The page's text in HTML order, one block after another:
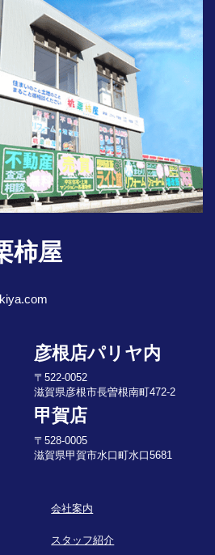
柿屋
彦根店パリヤ内
〒522-0052
滋賀県彦根市長曽根南町472-2
甲賀店
〒528-0005
滋賀県甲賀市水口町水口5681
会社案内
スタッフ紹介